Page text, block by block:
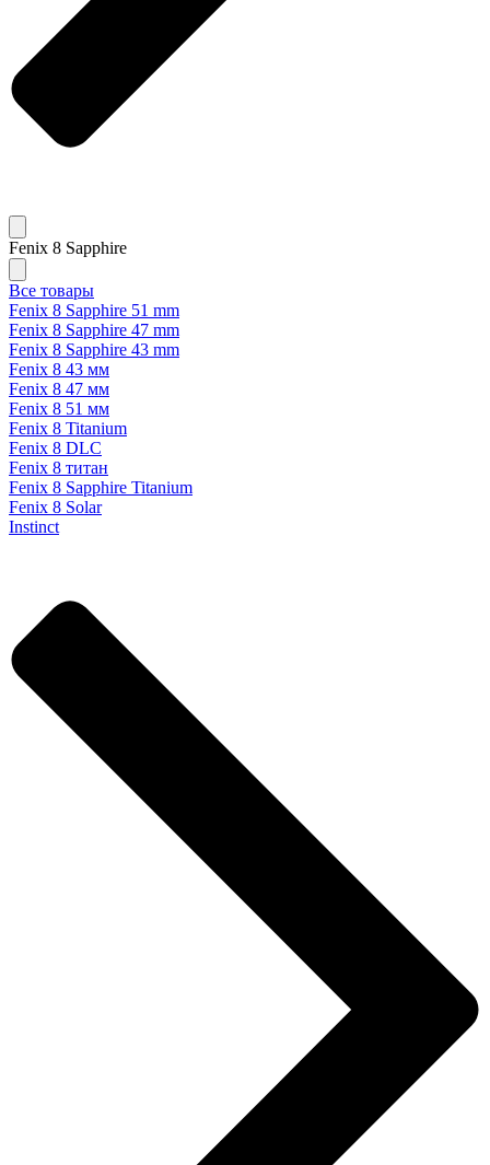
Fenix 8 Sapphire
Все товары
Fenix 8 Sapphire 51 mm
Fenix 8 Sapphire 47 mm
Fenix 8 Sapphire 43 mm
Fenix 8 43 мм
Fenix 8 47 мм
Fenix 8 51 мм
Fenix 8 Titanium
Fenix 8 DLC
Fenix 8 титан
Fenix 8 Sapphire Titanium
Fenix 8 Solar
Instinct